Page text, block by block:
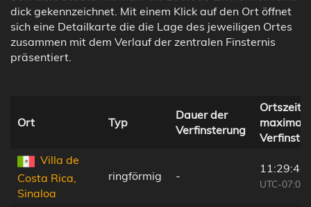
dick gekennzeichnet. Mit einem Klick auf den Ort öffnet
sich eine Detailkarte die die Lage des jeweiligen Ortes
zusammen mit dem Verlauf der zentralen Finsternis
präsentiert.
Ort Typ
Dauer der
Verfinsterung
Ortszeit
Villa de
Costa Rica,
Sinaloa
ringförmig -
11:29:46
UTC-07:00